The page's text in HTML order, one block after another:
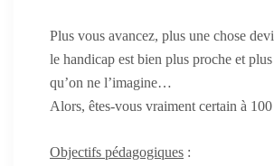
Plus vous avancez, plus une chose
le handicap est bien plus proche et
qu’on ne l’imagine…
Alors, êtes-vous vraiment certain à
Objectifs pédagogiques :